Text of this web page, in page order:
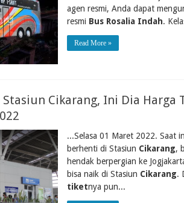
agen resmi, Anda dapat
resmi Bus Rosalia Indah.
Read More »
Cikarang, Ini Dia Harga
...Selasa 01 Maret 2022. Saat
berhenti di Stasiun Cikarang,
hendak berpergian ke
bisa naik di Stasiun Cikarang.
tiketnya pun...